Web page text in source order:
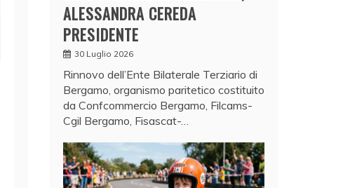
ALESSANDRA CEREDA
PRESIDENTE
30 Luglio 2026
Rinnovo dell’Ente Bilaterale Terziario di
Bergamo, organismo paritetico costituito
da Confcommercio Bergamo, Filcams-
Cgil Bergamo, Fisascat-…